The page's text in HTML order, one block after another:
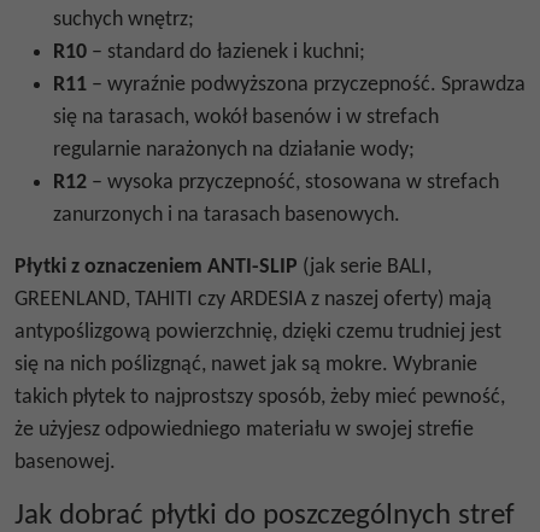
suchych wnętrz;
R10 – standard do łazienek i kuchni;
R11 – wyraźnie podwyższona przyczepność. Sprawdza
się na tarasach, wokół basenów i w strefach
regularnie narażonych na działanie wody;
R12 – wysoka przyczepność, stosowana w strefach
zanurzonych i na tarasach basenowych.
Płytki z oznaczeniem ANTI-SLIP (jak serie BALI,
GREENLAND, TAHITI czy ARDESIA z naszej oferty) mają
antypoślizgową powierzchnię, dzięki czemu trudniej jest
się na nich poślizgnąć, nawet jak są mokre. Wybranie
takich płytek to najprostszy sposób, żeby mieć pewność,
że użyjesz odpowiedniego materiału w swojej strefie
basenowej.
Jak dobrać płytki do poszczególnych stref